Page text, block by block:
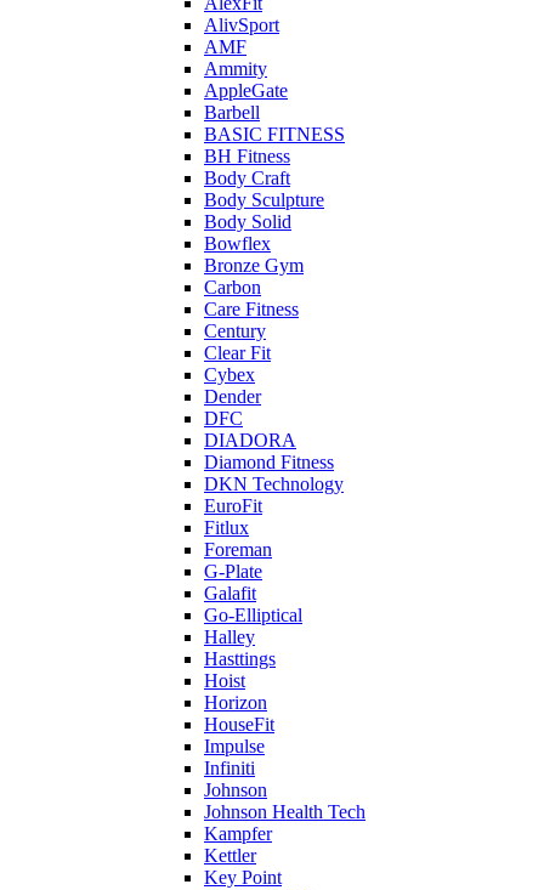
AlivSport
AMF
Ammity
AppleGate
Barbell
BASIC FITNESS
BH Fitness
Body Craft
Body Sculpture
Body Solid
Bowflex
Bronze Gym
Carbon
Care Fitness
Century
Clear Fit
Cybex
Dender
DFC
DIADORA
Diamond Fitness
DKN Technology
EuroFit
Fitlux
Foreman
G-Plate
Galafit
Go-Elliptical
Halley
Hasttings
Hoist
Horizon
HouseFit
Impulse
Infiniti
Johnson
Johnson Health Tech
Kampfer
Kettler
Key Point